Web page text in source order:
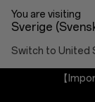
Terms
and
You are visiting
Sverige
Switch to United
【